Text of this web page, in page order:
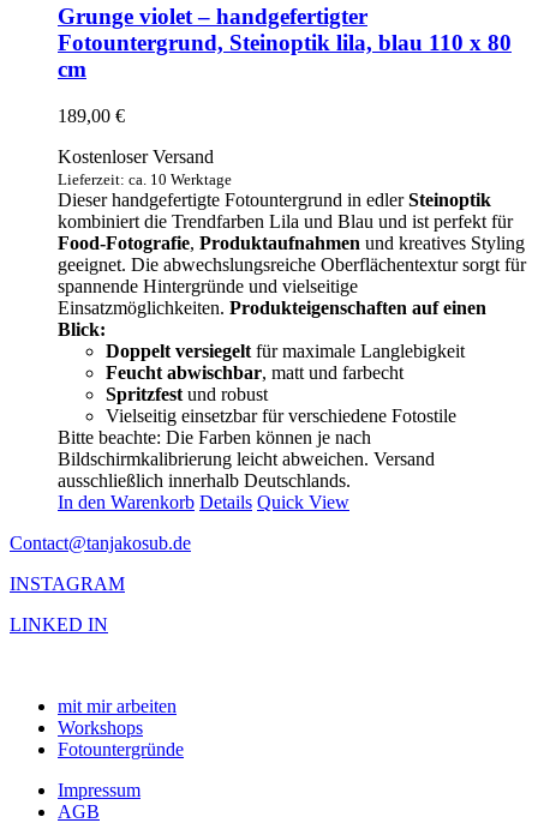
Grunge violet – handgefertigter
Fotountergrund, Steinoptik lila, blau 110 x 80
cm
189,00 €
Kostenloser Versand
Lieferzeit: ca. 10 Werktage
Dieser handgefertigte Fotountergrund in edlerSteinoptik
kombiniert die Trendfarben Lila und Blau und ist perfekt für
Food-Fotografie, Produktaufnahmen und kreatives Styling
geeignet. Die abwechslungsreiche Oberflächentextur sorgt für
spannende Hintergründe und vielseitige
Einsatzmöglichkeiten. Produkteigenschaften auf einen
Blick:
Doppelt versiegelt für maximale Langlebigkeit
Feucht abwischbar, matt und farbecht
Spritzfest und robust
Vielseitig einsetzbar für verschiedene Fotostile
Bitte beachte: Die Farben können je nach
Bildschirmkalibrierung leicht abweichen. Versand
ausschließlich innerhalb Deutschlands.
In den Warenkorb Details Quick View
Contact@tanjakosub.de
INSTAGRAM
LINKED IN
mit mir arbeiten
Workshops
Fotountergründe
Impressum
AGB